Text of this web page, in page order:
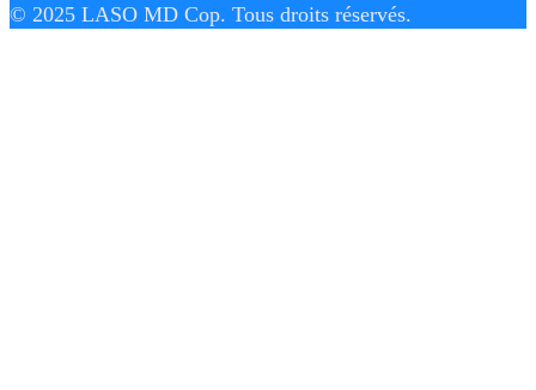
© 2025 LASO MD Cop. Tous droits réservés.